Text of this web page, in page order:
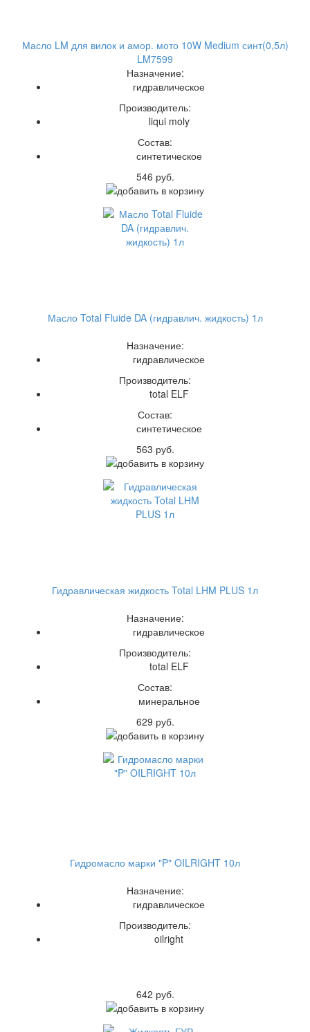
Масло LM для вилок и амор. мото 10W Medium синт(0,5л)
LM7599
Назначение:
гидравлическое
Производитель:
liqui moly
Состав:
синтетическое
546 руб.
Масло Total Fluide DA (гидравлич. жидкость) 1л
Назначение:
гидравлическое
Производитель:
total ELF
Состав:
синтетическое
563 руб.
Гидравлическая жидкость Total LHM PLUS 1л
Назначение:
гидравлическое
Производитель:
total ELF
Состав:
минеральное
629 руб.
Гидромасло марки "P" OILRIGHT 10л
Назначение:
гидравлическое
Производитель:
oilright
642 руб.